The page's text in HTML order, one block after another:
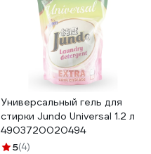
Универсальный гель для
стирки Jundo Universal 1.2 л
4903720020494
5(4)